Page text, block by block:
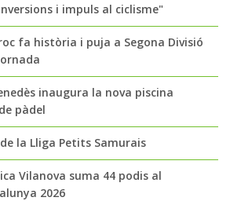
i impuls al ciclisme"
fa història i puja a Segona Divisió
inaugura la nova piscina
pàdel
la Lliga Petits Samurais
Vilanova suma 44 podis al
2026